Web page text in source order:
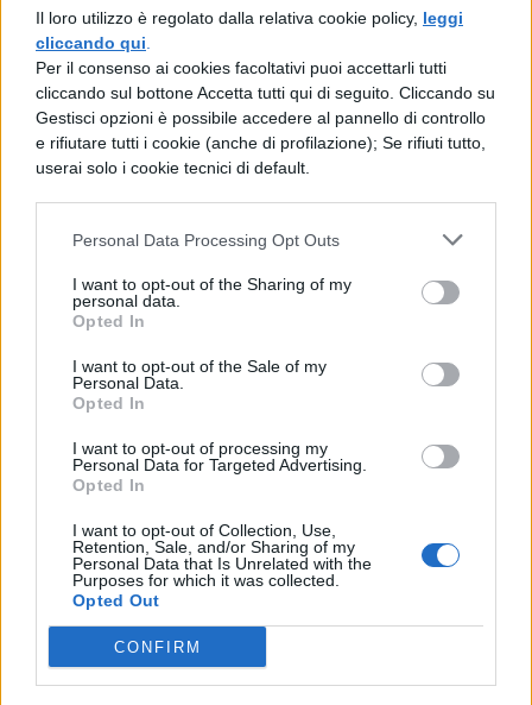
Il loro utilizzo è regolato dalla relativa cookie policy, leggi
cliccando qui
Per il consenso ai cookies facoltativi puoi accettarli tutti
cliccando sul bottone Accetta tutti qui di seguito. Cliccando su
Gestisci opzioni è possibile accedere al pannello di controllo
e rifiutare tutti i cookie (anche di profilazione); Se rifiuti tutto,
userai solo i cookie tecnici di default.
Personal Data Processing Opt Outs
I want to opt-out of the Sharing of my
personal data.
Opted In
I want to opt-out of the Sale of my
Personal Data.
Opted In
I want to opt-out of processing my
Personal Data for Targeted Advertising.
Opted In
I want to opt-out of Collection, Use,
Retention, Sale, and/or Sharing of my
Personal Data that Is Unrelated with the
Purposes for which it was collected.
Opted Out
CONFIRM
pregarti di non metterti per mare
avventatamente (i marinai sono soliti
affrettarsi per guadagnare [quaestus sui
causa: per il proprio profitto]). Sii cauto,
caro Tirone: devi affrontare (lett. ti resta) un
mare vasto e pericoloso, per cui ti è
necessaria la massima prudenza.
Arrivederci e stammi bene.
TI POTREBBE INTERESSARE
LETTERATURA LATINA
La Commedia di Plauto